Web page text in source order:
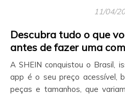
11/04/
Descubra tudo o que
antes de fazer uma
A SHEIN conquistou o Brasil, isso é fato. O destaque do
app é o seu preço acessível,
peças e tamanhos, que